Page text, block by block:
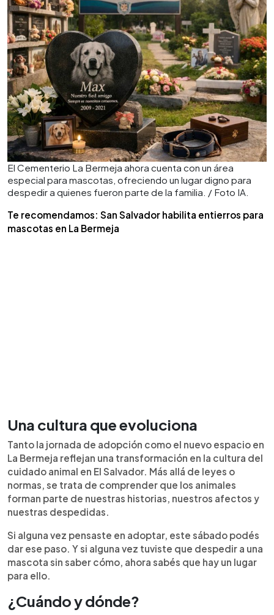
El Cementerio La Bermeja ahora cuenta con un área
especial para mascotas, ofreciendo un lugar digno para
despedir a quienes fueron parte de la familia. / Foto IA.
Te recomendamos: San Salvador habilita entierros para
mascotas en La Bermeja
Una cultura que evoluciona
Tanto la jornada de adopción como el nuevo espacio en
La Bermeja reflejan una transformación en la cultura del
cuidado animal en El Salvador. Más allá de leyes o
normas, se trata de comprender que los animales
forman parte de nuestras historias, nuestros afectos y
nuestras despedidas.
Si alguna vez pensaste en adoptar, este sábado podés
dar ese paso. Y si alguna vez tuviste que despedir a una
mascota sin saber cómo, ahora sabés que hay un lugar
para ello.
¿Cuándo y dónde?